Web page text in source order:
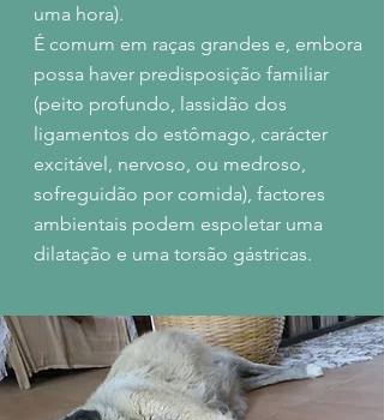
uma hora).
É comum em raças grandes e, embora
possa haver predisposição familiar
(peito profundo, lassidão dos
ligamentos do estômago, carácter
excitável, nervoso, ou medroso,
sofreguidão por comida), factores
ambientais podem espoletar uma
dilatação e uma torsão gástricas.